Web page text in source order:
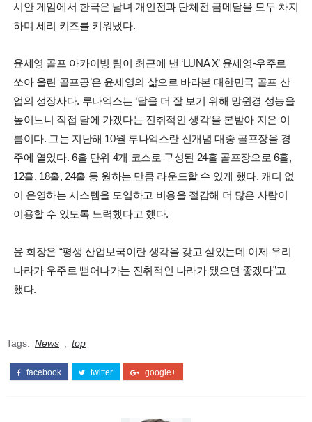
시안 게임에서 한국은 남녀 개인전과 단체전 금메달을 모두 차지
하며 세리 키즈를 키워냈다.
윤세영 골프 아카이빙 팀이 최근에 낸 ‘LUNA X’ 윤세영-우주로
쏘아 올린 골프공’은 윤세영의 삶으로 바라본 대한민국 골프 산
업의 성장사다. 루나엑스는 ‘달을 더 잘 보기 위해 망원경 성능을
높이느니 직접 달에 가겠다는 진취적인 생각’을 본받아 지은 이
름이다. 그는 지난해 10월 루나엑스란 신개념 대중 골프장을 경
주에 열었다. 6홀 단위 4개 코스로 구성된 24홀 골프장으로 6홀,
12홀, 18홀, 24홀 등 원하는 만큼 라운드할 수 있게 했다. 캐디 없
이 운영하는 시스템을 도입하고 비용을 절감해 더 많은 사람이
이용할 수 있도록 노력했다고 했다.
윤 회장은 “평생 산업보국이란 생각을 갖고 살았는데 이제 우리
나라가 우주로 뻗어나가는 진취적인 나라가 됐으면 좋겠다”고
했다.
Tags: News top
facebook twitter google+